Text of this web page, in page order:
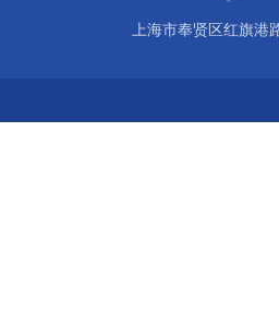
上海市奉贤区红旗港